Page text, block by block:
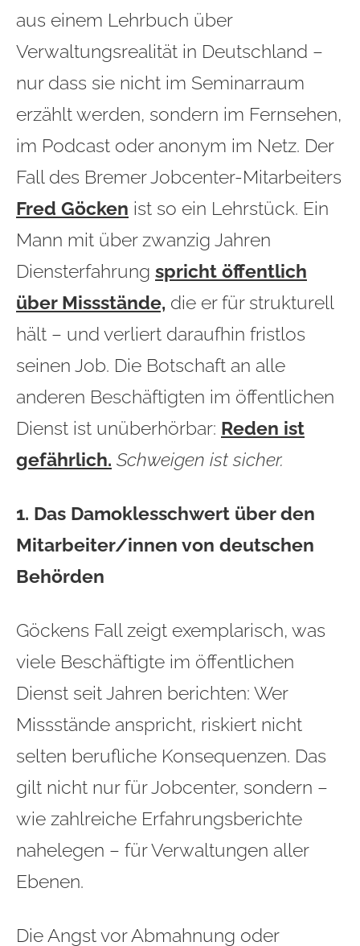
aus einem Lehrbuch über
Verwaltungsrealität in Deutschland –
nur dass sie nicht im Seminarraum
erzählt werden, sondern im Fernsehen,
im Podcast oder anonym im Netz. Der
Fall des Bremer Jobcenter-Mitarbeiters
Fred Göcken ist so ein Lehrstück. Ein
Mann mit über zwanzig Jahren
Diensterfahrung spricht öffentlich
über Missstände, die er für strukturell
hält – und verliert daraufhin fristlos
seinen Job. Die Botschaft an alle
anderen Beschäftigten im öffentlichen
Dienst ist unüberhörbar: Reden ist
gefährlich. Schweigen ist sicher.
1. Das Damoklesschwert über den
Mitarbeiter/innen von deutschen
Behörden
Göckens Fall zeigt exemplarisch, was
viele Beschäftigte im öffentlichen
Dienst seit Jahren berichten: Wer
Missstände anspricht, riskiert nicht
selten berufliche Konsequenzen. Das
gilt nicht nur für Jobcenter, sondern –
wie zahlreiche Erfahrungsberichte
nahelegen – für Verwaltungen aller
Ebenen.
Die Angst vor Abmahnung oder